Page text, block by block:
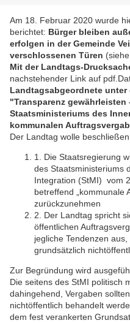
Am 18. Februar 2020 wurde
berichtet: Bürger bleiben
erfolgen in der Gemeinde
verschlossenen Türen
Mit der Landtags-
nachstehender Link auf
Landtagsabgeordnete unter
"Transparenz gewährleisten
Staatsministeriums des
kommunalen
Der Landtag wolle
1.
Die Staatsregierung
des Staatsministeriums
Integration (StMI) vom
betreffend
kommunale
zurückzunehmen
2.
Der Landtag spricht
öffentlichen
jegliche Tendenzen
grundsätzlich
Zur Begründung wird
Die seitens des StMI politisch
dahingehend, Vergaben sollten
nichtöffentlich behandelt wer
dem fest verankerten